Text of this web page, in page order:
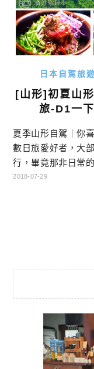
日本自駕旅
[山形]初夏山
旅-D1一
夏季山形自駕｜你
數日旅愛好者，大
行，畢竟那非日常
所難以見識到的美
2018-07-29